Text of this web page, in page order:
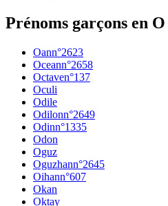
Prénoms garçons en O
Oann°2623
Oceann°2658
Octaven°137
Oculi
Odile
Odilonn°2649
Odinn°1335
Odon
Oguz
Oguzhann°2645
Oihann°607
Okan
Oktay